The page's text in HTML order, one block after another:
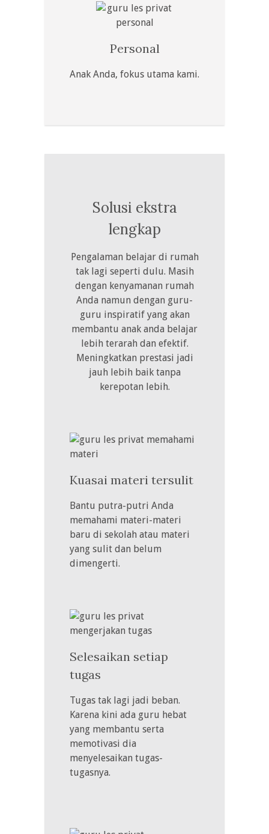
Personal
Anak Anda, fokus utama kami.
Solusi ekstra
lengkap
Pengalaman belajar di rumah
tak lagi seperti dulu. Masih
dengan kenyamanan rumah
Anda namun dengan guru-
guru inspiratif yang akan
membantu anak anda belajar
lebih terarah dan efektif.
Meningkatkan prestasi jadi
jauh lebih baik tanpa
kerepotan lebih.
Kuasai materi tersulit
Bantu putra-putri Anda
memahami materi-materi
baru di sekolah atau materi
yang sulit dan belum
dimengerti.
Selesaikan setiap
tugas
Tugas tak lagi jadi beban.
Karena kini ada guru hebat
yang membantu serta
memotivasi dia
menyelesaikan tugas-
tugasnya.